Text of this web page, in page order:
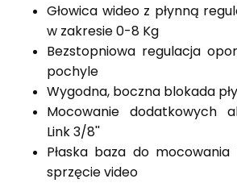
Głowica wideo z płynną
w zakresie 0-8 Kg
Bezstopniowa regulacja
pochyle
Wygodna, boczna blokada
Mocowanie dodatkowych
Link 3/8''
Płaska baza do
sprzęcie video